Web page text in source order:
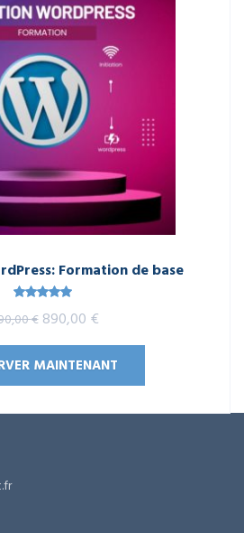
Formation de base
Note5.00
sur 5
€ Le
prix
initial
était :
1290,00 €.
890,00 €Le
prix
actuel
est :
890,00 €.
MAINTENANT